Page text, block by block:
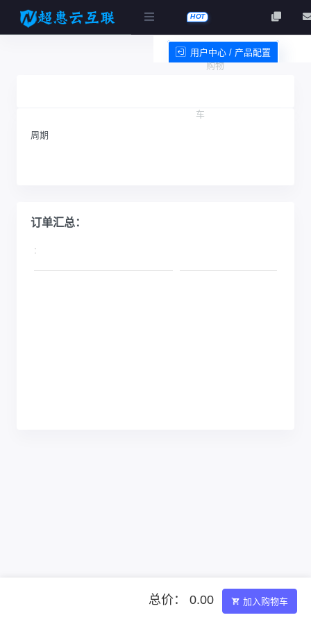
HOT
购物
车
用户中心 / 产品配置
周期
订单汇总：
:
总价： 0.00 加入购物车
Powered by ©智简魔方